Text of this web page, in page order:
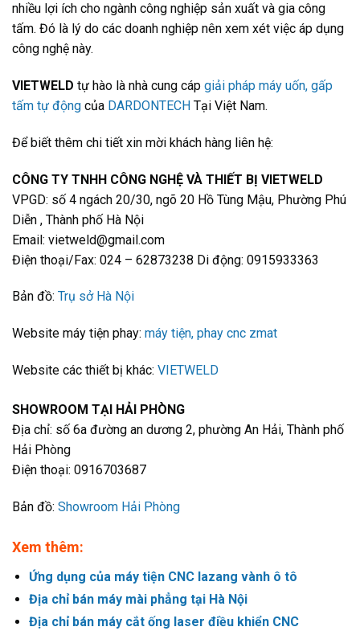
nhiều lợi ích cho ngành công nghiệp sản xuất và gia công
tấm. Đó là lý do các doanh nghiệp nên xem xét việc áp dụng
công nghệ này.
VIETWELD tự hào là nhà cung cáp giải pháp máy uốn, gấp
tấm tự động của DARDONTECH Tại Việt Nam.
Để biết thêm chi tiết xin mời khách hàng liên hệ:
CÔNG TY TNHH CÔNG NGHỆ VÀ THIẾT BỊ VIETWELD
VPGD: số 4 ngách 20/30, ngõ 20 Hồ Tùng Mậu, Phường Phú
Diễn , Thành phố Hà Nội
Email: vietweld@gmail.com
Điện thoại/Fax: 024 – 62873238 Di động: 0915933363
Bản đồ: Trụ sở Hà Nội
Website máy tiện phay: máy tiện, phay cnc zmat
Website các thiết bị khác: VIETWELD
SHOWROOM TẠI HẢI PHÒNG
Địa chỉ: số 6a đường an dương 2, phường An Hải, Thành phố
Hải Phòng
Điện thoại: 0916703687
Bản đồ: Showroom Hải Phòng
Xem thêm:
Ứng dụng của máy tiện CNC lazang vành ô tô
Địa chỉ bán máy mài phẳng tại Hà Nội
Địa chỉ bán máy cắt ống laser điều khiển CNC